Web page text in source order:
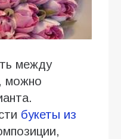
между
можно
букеты из